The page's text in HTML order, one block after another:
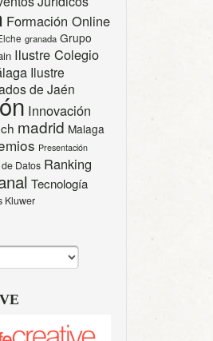
Formación Online
granada Grupo
Ilustre Colegio
Ilustre
de Jaén
Innovación
madrid Malaga
Presentación
Datos Ranking
Tecnología
Kluwer